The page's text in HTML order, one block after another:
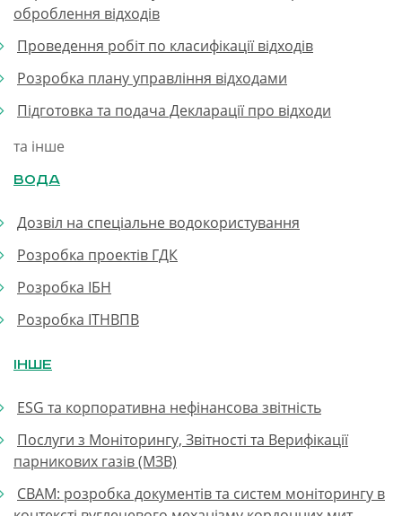
оброблення відходів
Проведення робіт по класифікації відходів
Розробка плану управління відходами
Підготовка та подача Декларації про відходи
та інше
Вода
Дозвіл на спеціальне водокористування
Розробка проектів ГДК
Розробка ІБН
Розробка ІТНВПВ
Інше
ESG та корпоративна нефінансова звітність
Послуги з Моніторингу, Звітності та Верифікації
парникових газів (МЗВ)
CBAM: розробка документів та систем моніторингу в